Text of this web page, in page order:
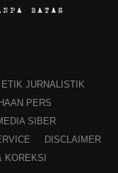
ETIK JURNALISTIK
PERS
SIBER
DISCLAIMER
KOREKSI